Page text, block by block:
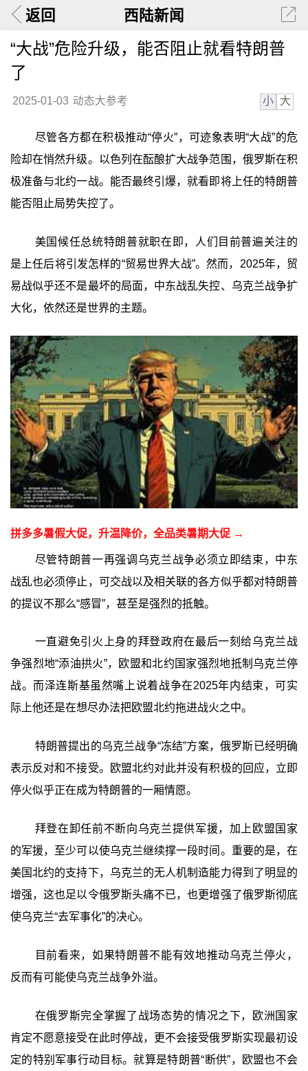
返回 西陆新闻
“大战”危险升级，能否阻止就看特朗普
了
2025-01-03 动态大参考 小 大
尽管各方都在积极推动“停火”，可迹象表明“大战”的危
险却在悄然升级。以色列在酝酿扩大战争范围，俄罗斯在积
极准备与北约一战。能否最终引爆，就看即将上任的特朗普
能否阻止局势失控了。
美国候任总统特朗普就职在即，人们目前普遍关注的
是上任后将引发怎样的“贸易世界大战”。然而，2025年，贸
易战似乎还不是最坏的局面，中东战乱失控、乌克兰战争扩
大化，依然还是世界的主题。
拼多多暑假大促，升温降价，全品类暑期大促 →
尽管特朗普一再强调乌克兰战争必须立即结束，中东
战乱也必须停止，可交战以及相关联的各方似乎都对特朗普
的提议不那么“感冒”，甚至是强烈的抵触。
一直避免引火上身的拜登政府在最后一刻给乌克兰战
争强烈地“添油拱火”，欧盟和北约国家强烈地抵制乌克兰停
战。而泽连斯基虽然嘴上说着战争在2025年内结束，可实
际上他还是在想尽办法把欧盟北约拖进战火之中。
特朗普提出的乌克兰战争“冻结”方案，俄罗斯已经明确
表示反对和不接受。欧盟北约对此并没有积极的回应，立即
停火似乎正在成为特朗普的一厢情愿。
拜登在卸任前不断向乌克兰提供军援，加上欧盟国家
的军援，至少可以使乌克兰继续撑一段时间。重要的是，在
美国北约的支持下，乌克兰的无人机制造能力得到了明显的
增强，这也足以令俄罗斯头痛不已，也更增强了俄罗斯彻底
使乌克兰“去军事化”的决心。
目前看来，如果特朗普不能有效地推动乌克兰停火，
反而有可能使乌克兰战争外溢。
在俄罗斯完全掌握了战场态势的情况之下，欧洲国家
肯定不愿意接受在此时停战，更不会接受俄罗斯实现最初设
定的特别军事行动目标。就算是特朗普“断供”，欧盟也不会